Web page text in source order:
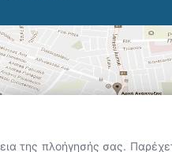
σήμερα.
της πλοήγησής σας.